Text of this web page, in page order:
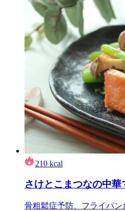
210 kcal
さけとこまつなの中華
骨粗鬆症予防、フライパン